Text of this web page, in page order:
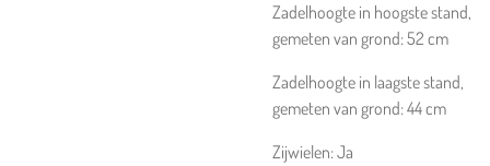
Zadelhoogte in hoogste stand,
gemeten van grond:52 cm
Zadelhoogte in laagste stand,
gemeten van grond:44cm
Zijwielen:Ja